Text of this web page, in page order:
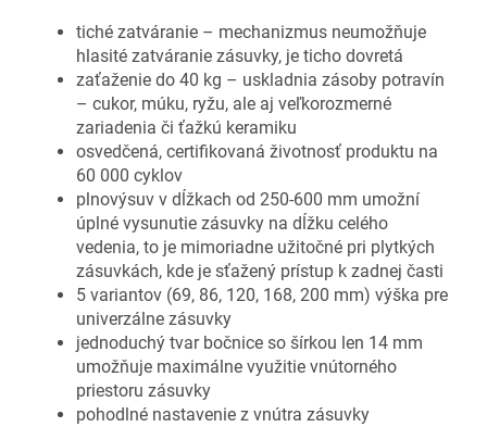
tiché zatváranie – mechanizmus neumožňuje
hlasité zatváranie zásuvky, je ticho dovretá
zaťaženie do 40 kg – uskladnia zásoby potravín
– cukor, múku, ryžu, ale aj veľkorozmerné
zariadenia či ťažkú keramiku
osvedčená, certifikovaná životnosť produktu na
60 000 cyklov
plnovýsuv v dĺžkach od 250-600 mm umožní
úplné vysunutie zásuvky na dĺžku celého
vedenia, to je mimoriadne užitočné pri plytkých
zásuvkách, kde je sťažený prístup k zadnej časti
5 variantov (69, 86, 120, 168, 200 mm) výška pre
univerzálne zásuvky
jednoduchý tvar bočnice so šírkou len 14 mm
umožňuje maximálne využitie vnútorného
priestoru zásuvky
pohodlné nastavenie z vnútra zásuvky